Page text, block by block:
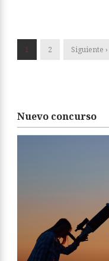
1 2 Siguiente ›
Nuevo concurso